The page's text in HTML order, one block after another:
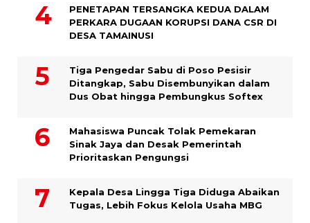
PENETAPAN TERSANGKA KEDUA DALAM
PERKARA DUGAAN KORUPSI DANA CSR DI
DESA TAMAINUSI
Tiga Pengedar Sabu di Poso Pesisir
Ditangkap, Sabu Disembunyikan dalam
Dus Obat hingga Pembungkus Softex
Mahasiswa Puncak Tolak Pemekaran
Sinak Jaya dan Desak Pemerintah
Prioritaskan Pengungsi
Kepala Desa Lingga Tiga Diduga Abaikan
Tugas, Lebih Fokus Kelola Usaha MBG